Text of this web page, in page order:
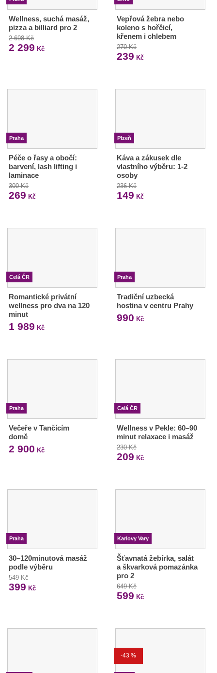
Wellness, suchá masáž,
pizza a billiard pro 2
2 698 Kč
2 299 Kč
Vepřová žebra nebo
koleno s hořčicí,
křenem i chlebem
270 Kč
239 Kč
Praha
Péče o řasy a obočí:
barvení, lash lifting i
laminace
300 Kč
269 Kč
Plzeň
Káva a zákusek dle
vlastního výběru: 1-2
osoby
236 Kč
149 Kč
Celá ČR
Romantické privátní
wellness pro dva na 120
minut
1 989 Kč
Praha
Tradiční uzbecká
hostina v centru Prahy
990 Kč
Praha
Večeře v Tančícím
domě
2 900 Kč
Celá ČR
Wellness v Pekle: 60–90
minut relaxace i masáž
230 Kč
209 Kč
Praha
30–120minutová masáž
podle výběru
549 Kč
399 Kč
Karlovy Vary
Šťavnatá žebírka, salát
a škvarková pomazánka
pro 2
649 Kč
599 Kč
-43 %